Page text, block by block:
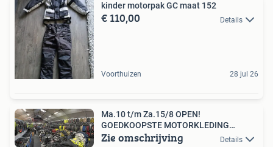
kinder motorpak GC maat 152
€ 110,00 Details
Voorthuizen 28 jul 26
Ma.10 t/m Za.15/8 OPEN!
GOEDKOOPSTE MOTORKLEDING
GROOTHANDEL
Zie omschrijving Details